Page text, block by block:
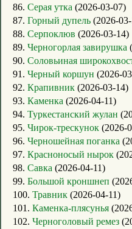
86. Серая утка (2026-03-07)
87. Горный дупель (2026-
88. Серпоклюв (2026-03-14)
89. Черногорлая завирушка
90. Соловьиная
91. Черный коршун (2026-
92. Крапивник (2026-03-14)
93. Каменка (2026-04-11)
94. Туркестанский жулан
95. Чирок-трескунок (2026-
96. Черношейная поганка
97. Красноносый нырок
98. Савка (2026-04-11)
99. Большой кроншнеп
100. Травник (2026-04-11)
101. Каменка-плясунья
102. Черноголовый ремез